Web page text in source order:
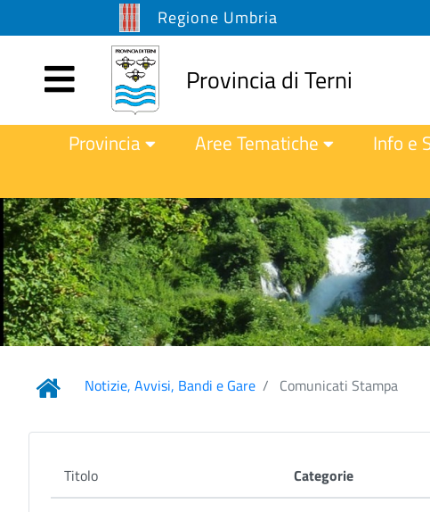
Regione Umbria
Provincia di Terni
Provincia Aree Tematiche Info e
Notizie, Avvisi, Bandi e Gare Comunicati Stampa
Titolo Categorie